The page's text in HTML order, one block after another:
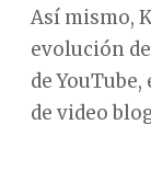
Así mismo,
evolución
de
de video